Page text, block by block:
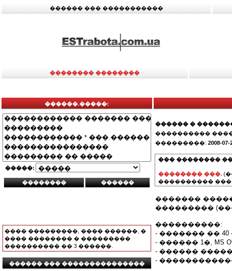
������ ��� �����������
�������� ��������
������.�����:
�����:
���� ���������, ���� ������, �
���� �������� � ���������
���������� �� 3 ������.
������ ��� ���������������
������ �
����������
���������: 2008-07-
��� ��������
�������� ���.
���������� ���
�������
���������
����������:
- ������� �� 40
- ������ 1�, MS
- ������
-